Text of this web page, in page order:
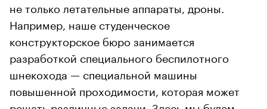
не только летательные аппараты, дроны.
Например, наше студенческое
конструкторское бюро занимается
разработкой специального беспилотного
шнекохода — специальной машины
повышенной проходимости, которая может